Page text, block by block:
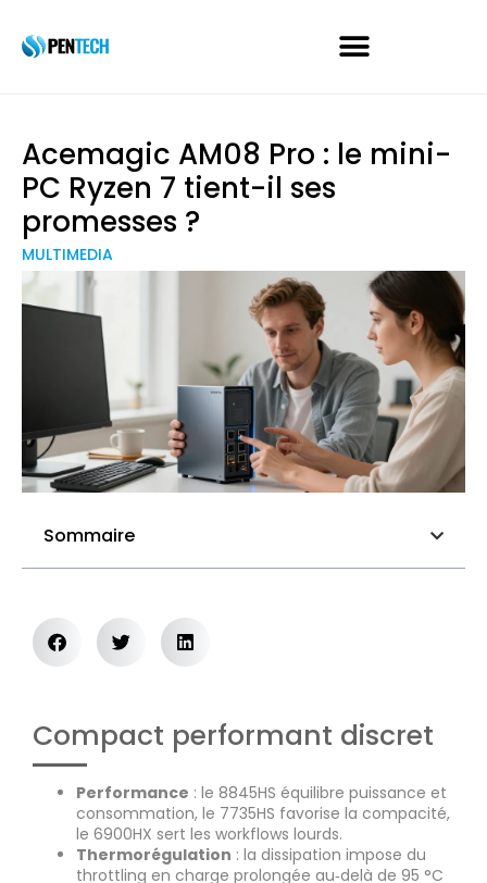
Acemagic AM08 Pro : le mini-
PC Ryzen 7 tient-il ses
promesses ?
MULTIMEDIA
Sommaire
Compact performant discret
Performance : le 8845HS équilibre puissance et
consommation, le 7735HS favorise la compacité,
le 6900HX sert les workflows lourds.
Thermorégulation : la dissipation impose du
throttling en charge prolongée au‑delà de 95 °C